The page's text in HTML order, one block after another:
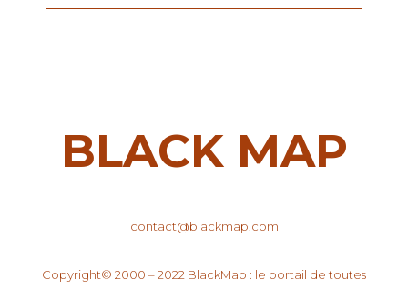
BLACK MAP
contact@blackmap.com
Copyright© 2000 – 2022 BlackMap : le portail de toutes